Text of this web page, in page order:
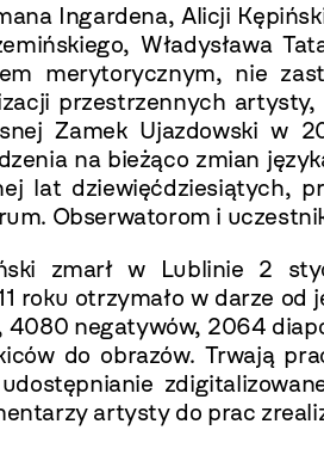
Ingardena, Alicji
Władysława
merytorycznym, nie
przestrzennych
Zamek Ujazdowski w
na bieżąco zmian
lat dziewięćdziesiątych,
Obserwatorom i
zmarł w Lublinie 2
roku otrzymało w darze
4080 negatywów, 2064
do obrazów. Trwają
artysty do prac